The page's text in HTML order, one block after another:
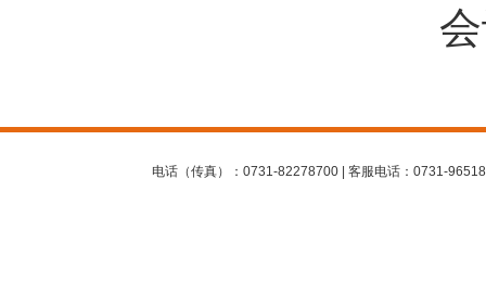
电话（传真）：0731-82278700 | 客服电话：0731-